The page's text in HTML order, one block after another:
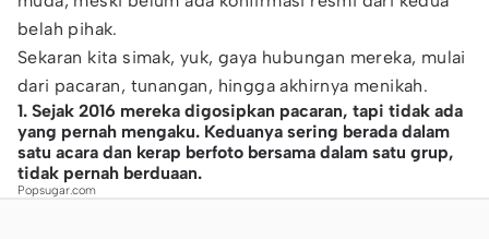
belah pihak.
Sekaran kita simak, yuk, gaya hubungan mereka, mulai
dari pacaran, tunangan, hingga akhirnya menikah.
1. Sejak 2016 mereka digosipkan pacaran, tapi tidak ada
yang pernah mengaku. Keduanya sering berada dalam
satu acara dan kerap berfoto bersama dalam satu grup,
tidak pernah berduaan.
Popsugar.com